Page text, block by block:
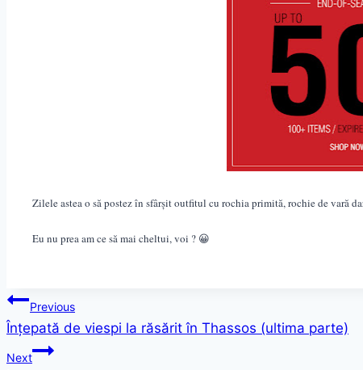
Zilele astea o să postez în sfârșit outfitul cu rochia primită, rochie de vară
Eu nu prea am ce să mai cheltui, voi ? 😀
Post
navigation
Previous
Înțepată de viespi la răsărit în Thassos (ultima parte)
Next